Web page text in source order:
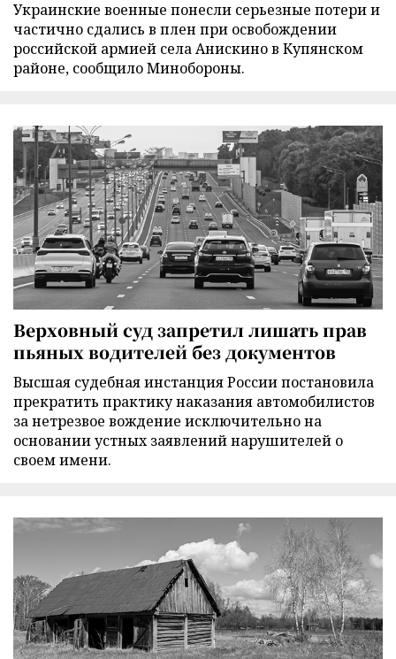
Украинские военные понесли серьезные потери и
частично сдались в плен при освобождении
российской армией села Анискино в Купянском
районе, сообщило Минобороны.
Верховный суд запретил лишать прав
пьяных водителей без документов
Высшая судебная инстанция России постановила
прекратить практику наказания автомобилистов
за нетрезвое вождение исключительно на
основании устных заявлений нарушителей о
своем имени.